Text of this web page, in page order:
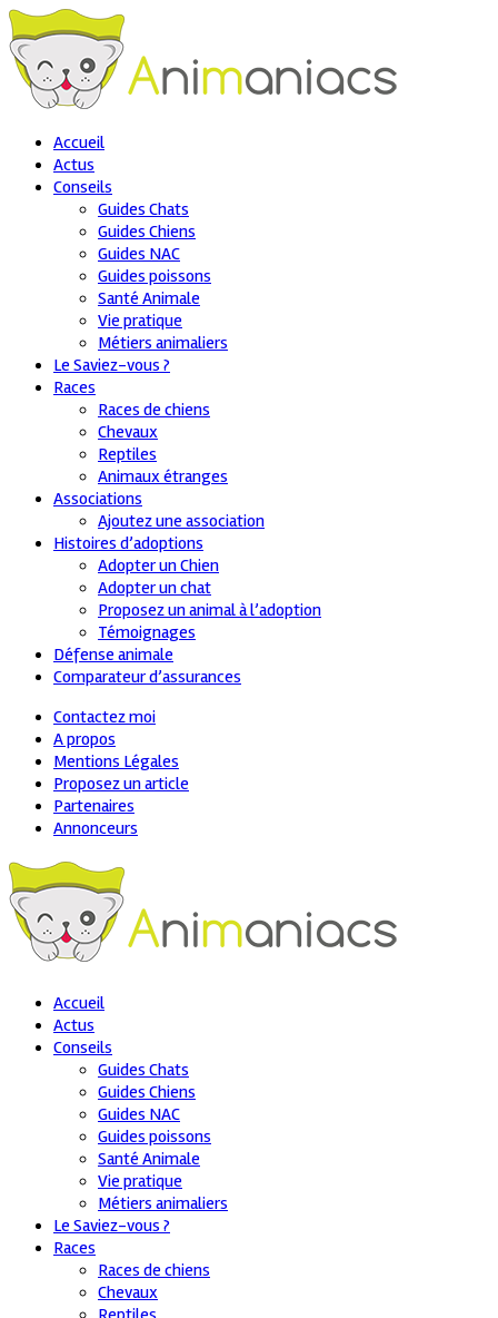
Accueil
Actus
Conseils
Guides Chats
Guides Chiens
Guides NAC
Guides poissons
Santé Animale
Vie pratique
Métiers animaliers
Le Saviez-vous ?
Races
Races de chiens
Chevaux
Reptiles
Animaux étranges
Associations
Ajoutez une association
Histoires d’adoptions
Adopter un Chien
Adopter un chat
Proposez un animal à l’adoption
Témoignages
Défense animale
Comparateur d’assurances
Contactez moi
A propos
Mentions Légales
Proposez un article
Partenaires
Annonceurs
Accueil
Actus
Conseils
Guides Chats
Guides Chiens
Guides NAC
Guides poissons
Santé Animale
Vie pratique
Métiers animaliers
Le Saviez-vous ?
Races
Races de chiens
Chevaux